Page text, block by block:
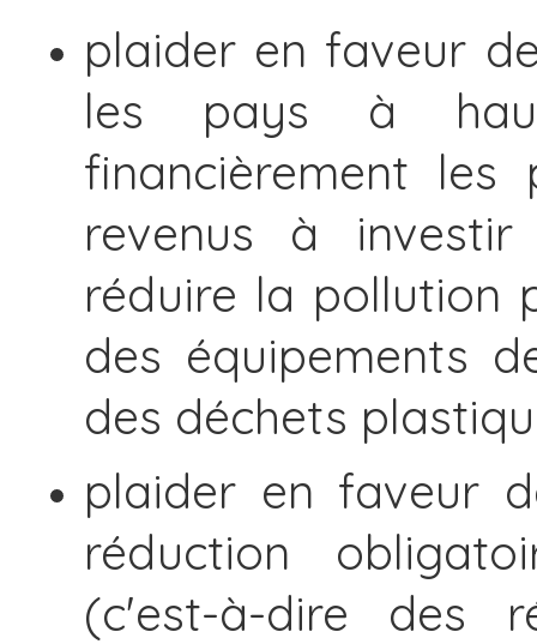
plaider en faveur
les pays à
financièrement
revenus à
réduire la pollution
des équipements
des déchets
plaider en faveur
réduction
(c'est-à-dire des